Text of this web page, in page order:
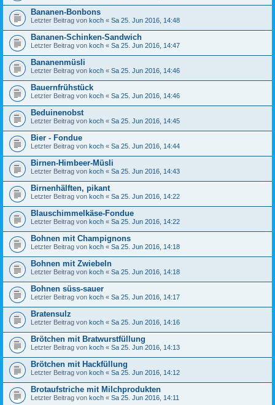
Bananen-Bonbons
Letzter Beitrag von koch « Sa 25. Jun 2016, 14:48
Bananen-Schinken-Sandwich
Letzter Beitrag von koch « Sa 25. Jun 2016, 14:47
Bananenmüsli
Letzter Beitrag von koch « Sa 25. Jun 2016, 14:46
Bauernfrühstück
Letzter Beitrag von koch « Sa 25. Jun 2016, 14:46
Beduinenobst
Letzter Beitrag von koch « Sa 25. Jun 2016, 14:45
Bier - Fondue
Letzter Beitrag von koch « Sa 25. Jun 2016, 14:44
Birnen-Himbeer-Müsli
Letzter Beitrag von koch « Sa 25. Jun 2016, 14:43
Birnenhälften, pikant
Letzter Beitrag von koch « Sa 25. Jun 2016, 14:22
Blauschimmelkäse-Fondue
Letzter Beitrag von koch « Sa 25. Jun 2016, 14:22
Bohnen mit Champignons
Letzter Beitrag von koch « Sa 25. Jun 2016, 14:18
Bohnen mit Zwiebeln
Letzter Beitrag von koch « Sa 25. Jun 2016, 14:18
Bohnen süss-sauer
Letzter Beitrag von koch « Sa 25. Jun 2016, 14:17
Bratensulz
Letzter Beitrag von koch « Sa 25. Jun 2016, 14:16
Brötchen mit Bratwurstfüllung
Letzter Beitrag von koch « Sa 25. Jun 2016, 14:13
Brötchen mit Hackfüllung
Letzter Beitrag von koch « Sa 25. Jun 2016, 14:12
Brotaufstriche mit Milchprodukten
Letzter Beitrag von koch « Sa 25. Jun 2016, 14:11